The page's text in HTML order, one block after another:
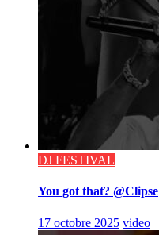
DJ FESTIVAL
You got that? @Clipse
17 octobre 2025 video